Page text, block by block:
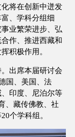
将在创新中迸发
、学科分组细
业繁荣进步、弘
作、推进西藏和
积极作用。
出席本届研讨会
国、美国、法
印度、尼泊尔等
、藏传佛教、社
个学科组。